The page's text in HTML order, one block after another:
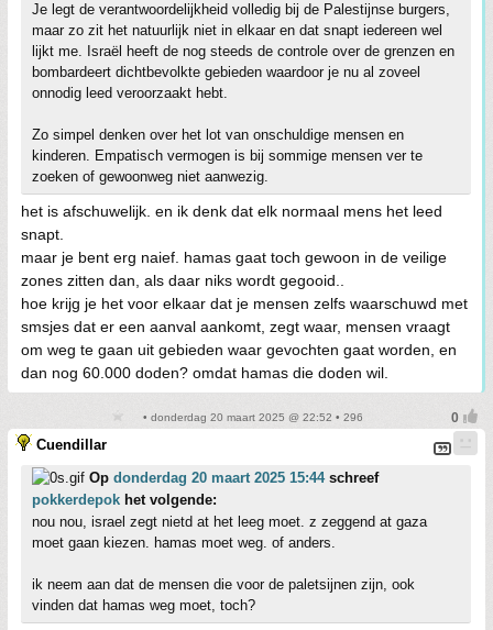
Je legt de verantwoordelijkheid volledig bij de Palestijnse burgers,
maar zo zit het natuurlijk niet in elkaar en dat snapt iedereen wel
lijkt me. Israël heeft de nog steeds de controle over de grenzen en
bombardeert dichtbevolkte gebieden waardoor je nu al zoveel
onnodig leed veroorzaakt hebt.
Zo simpel denken over het lot van onschuldige mensen en
kinderen. Empatisch vermogen is bij sommige mensen ver te
zoeken of gewoonweg niet aanwezig.
het is afschuwelijk. en ik denk dat elk normaal mens het leed
snapt.
maar je bent erg naief. hamas gaat toch gewoon in de veilige
zones zitten dan, als daar niks wordt gegooid..
hoe krijg je het voor elkaar dat je mensen zelfs waarschuwd met
smsjes dat er een aanval aankomt, zegt waar, mensen vraagt
om weg te gaan uit gebieden waar gevochten gaat worden, en
dan nog 60.000 doden? omdat hamas die doden wil.
• donderdag 20 maart 2025 @ 22:52 • 296
Cuendillar
Op donderdag 20 maart 2025 15:44schreef
pokkerdepok het volgende:
nou nou, israel zegt nietd at het leeg moet. z zeggend at gaza
moet gaan kiezen. hamas moet weg. of anders.
ik neem aan dat de mensen die voor de paletsijnen zijn, ook
vinden dat hamas weg moet, toch?